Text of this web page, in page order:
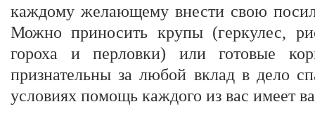
каждому желающему внести свою
Можно приносить крупы (геркулес,
гороха и перловки) или готовые
признательны за любой вклад в дело
условиях помощь каждого из вас имеет